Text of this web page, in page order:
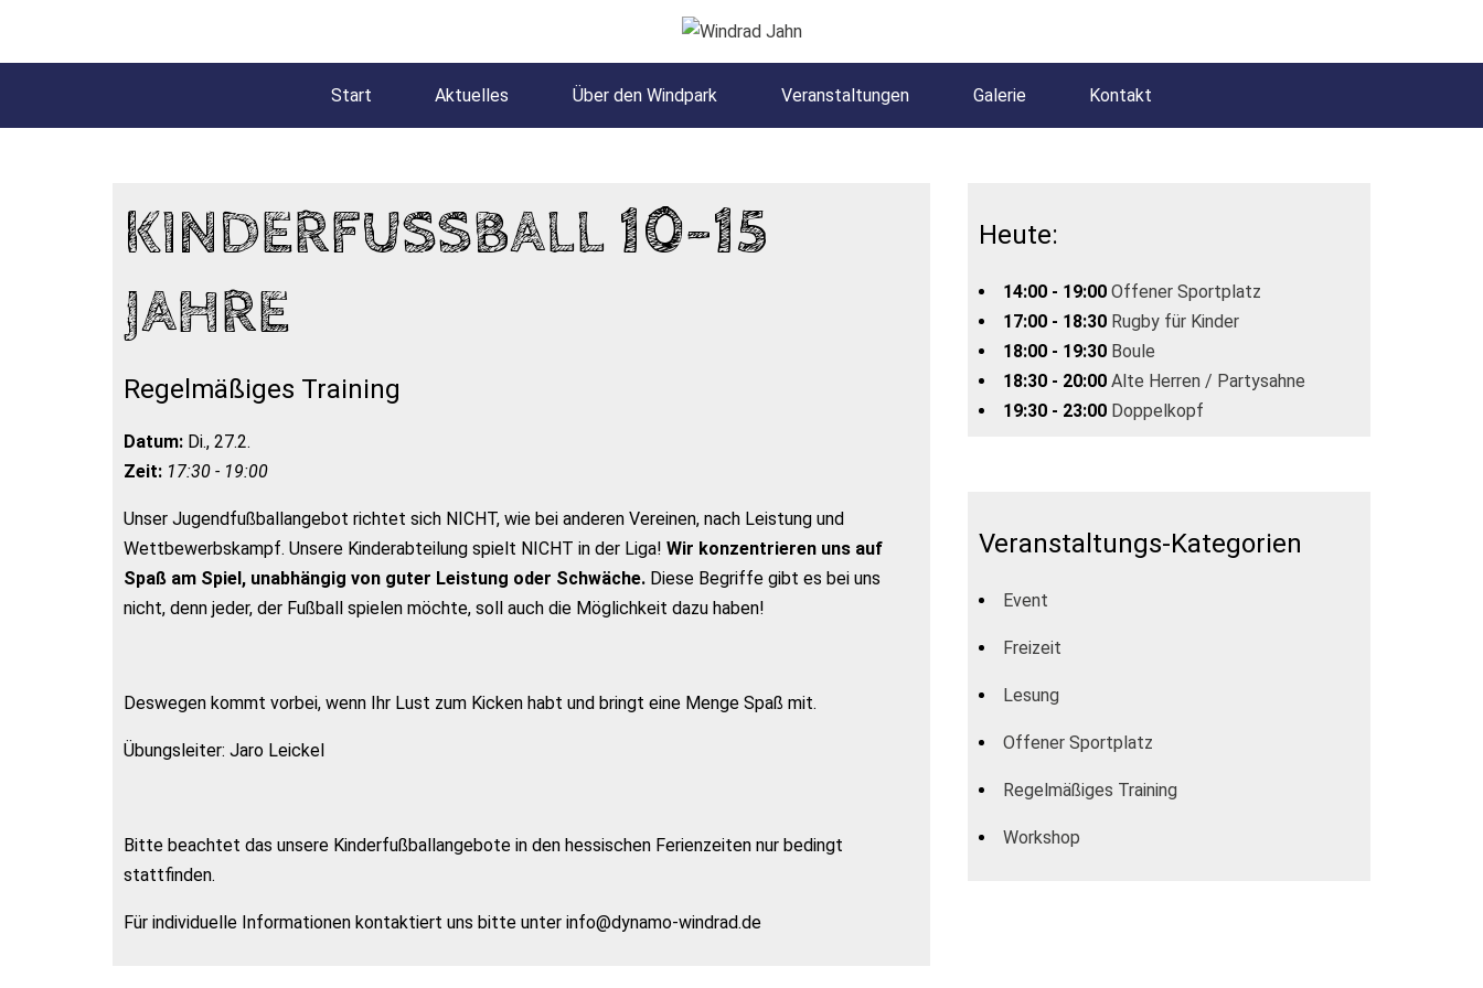
Start Aktuelles Über den Windpark Veranstaltungen Galerie Kontakt
KINDERFUSSBALL 10-15 J
AHRE
Regelmäßiges Training
Datum: Di., 27.2.
Zeit: 17:30 - 19:00
Unser Jugendfußballangebot richtet sich NICHT, wie bei anderen Vereinen, nach Leistung und
Wettbewerbskampf. Unsere Kinderabteilung spielt NICHT in der Liga! Wir konzentrieren uns auf
Spaß am Spiel, unabhängig von guter Leistung oder Schwäche. Diese Begriffe gibt es bei uns
nicht, denn jeder, der Fußball spielen möchte, soll auch die Möglichkeit dazu haben!
Deswegen kommt vorbei, wenn Ihr Lust zum Kicken habt und bringt eine Menge Spaß mit.
Übungsleiter: Jaro Leickel
Bitte beachtet das unsere Kinderfußballangebote in den hessischen Ferienzeiten nur bedingt
stattfinden.
Für individuelle Informationen kontaktiert uns bitte unter info@dynamo-windrad.de
Heute:
14:00 - 19:00 Offener Sportplatz
17:00 - 18:30 Rugby für Kinder
18:00 - 19:30 Boule
18:30 - 20:00 Alte Herren / Partysahne
19:30 - 23:00 Doppelkopf
Veranstaltungs-Kategorien
Event
Freizeit
Lesung
Offener Sportplatz
Regelmäßiges Training
Workshop